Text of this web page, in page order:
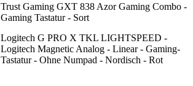
Trust Gaming GXT 838 Azor Gaming Combo -
Gaming Tastatur - Sort
Logitech G PRO X TKL LIGHTSPEED -
Logitech Magnetic Analog - Linear - Gaming-
Tastatur - Ohne Numpad - Nordisch - Rot